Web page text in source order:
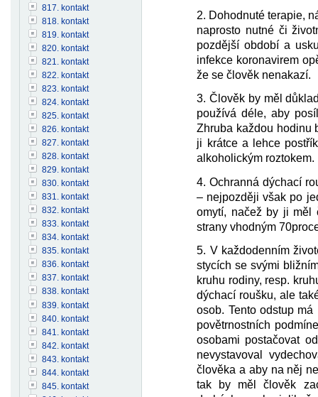
2. Dohodnuté terapie,
naprosto nutné či
pozdější období a
infekce koronavirem
že se člověk nenakazí.
3. Člověk by měl
používá déle, aby
Zhruba každou hodinu
ji krátce a lehce
alkoholickým roztokem.
4. Ochranná dýchací
– nejpozději však po
omytí, načež by ji měl
strany vhodným
5. V každodenním
stycích se svými
kruhu rodiny, resp.
dýchací roušku, ale
osob. Tento odstup
povětrnostních
osobami postačovat
nevystavoval
člověka a aby na něj
tak by měl člověk
817. kontakt
818. kontakt
819. kontakt
820. kontakt
821. kontakt
822. kontakt
823. kontakt
824. kontakt
825. kontakt
826. kontakt
827. kontakt
828. kontakt
829. kontakt
830. kontakt
831. kontakt
832. kontakt
833. kontakt
834. kontakt
835. kontakt
836. kontakt
837. kontakt
838. kontakt
839. kontakt
840. kontakt
841. kontakt
842. kontakt
843. kontakt
844. kontakt
845. kontakt